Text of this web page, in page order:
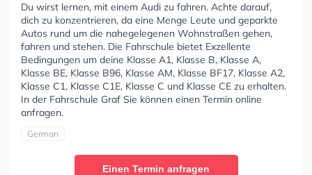
Du wirst lernen, mit einem Audi zu fahren. Achte darauf,
dich zu konzentrieren, da eine Menge Leute und geparkte
Autos rund um die nahegelegenen Wohnstraßen gehen,
fahren und stehen. Die Fahrschule bietet Exzellente
Bedingungen um deine Klasse A1, Klasse B, Klasse A,
Klasse BE, Klasse B96, Klasse AM, Klasse BF17, Klasse A2,
Klasse C1, Klasse C1E, Klasse C und Klasse CE zu erhalten.
In der Fahrschule Graf Sie können einen Termin online
anfragen.
German
Einen Termin anfragen